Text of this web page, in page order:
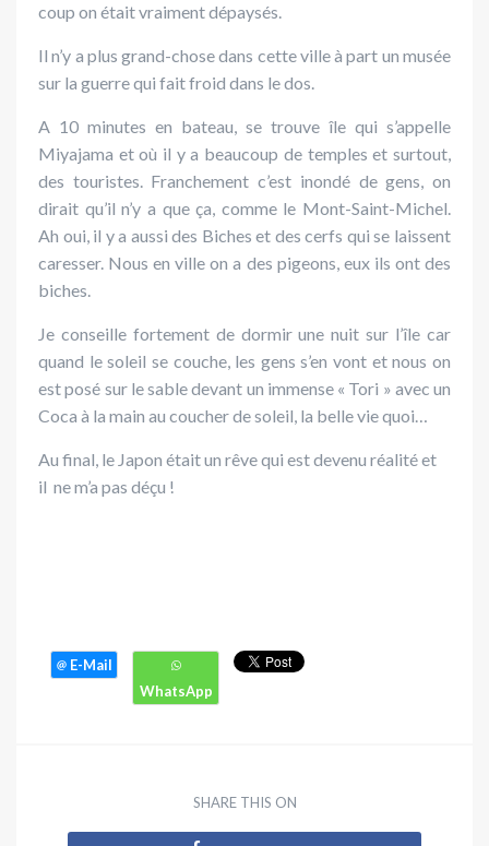
coup on était vraiment dépaysés.
Il n’y a plus grand-chose dans cette ville à part un musée
sur la guerre qui fait froid dans le dos.
A 10 minutes en bateau, se trouve île qui s’appelle
Miyajama et où il y a beaucoup de temples et surtout,
des touristes. Franchement c’est inondé de gens, on
dirait qu’il n’y a que ça, comme le Mont-Saint-Michel.
Ah oui, il y a aussi des Biches et des cerfs qui se laissent
caresser. Nous en ville on a des pigeons, eux ils ont des
biches.
Je conseille fortement de dormir une nuit sur l’île car
quand le soleil se couche, les gens s’en vont et nous on
est posé sur le sable devant un immense « Tori » avec un
Coca à la main au coucher de soleil, la belle vie quoi…
Au final, le Japon était un rêve qui est devenu réalité et
il ne m’a pas déçu !
SHARE THIS ON